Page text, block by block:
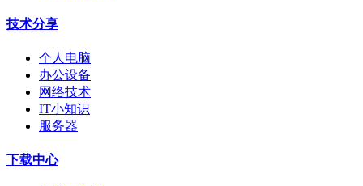
技术分享
个人电脑
办公设备
网络技术
IT小知识
服务器
下载中心